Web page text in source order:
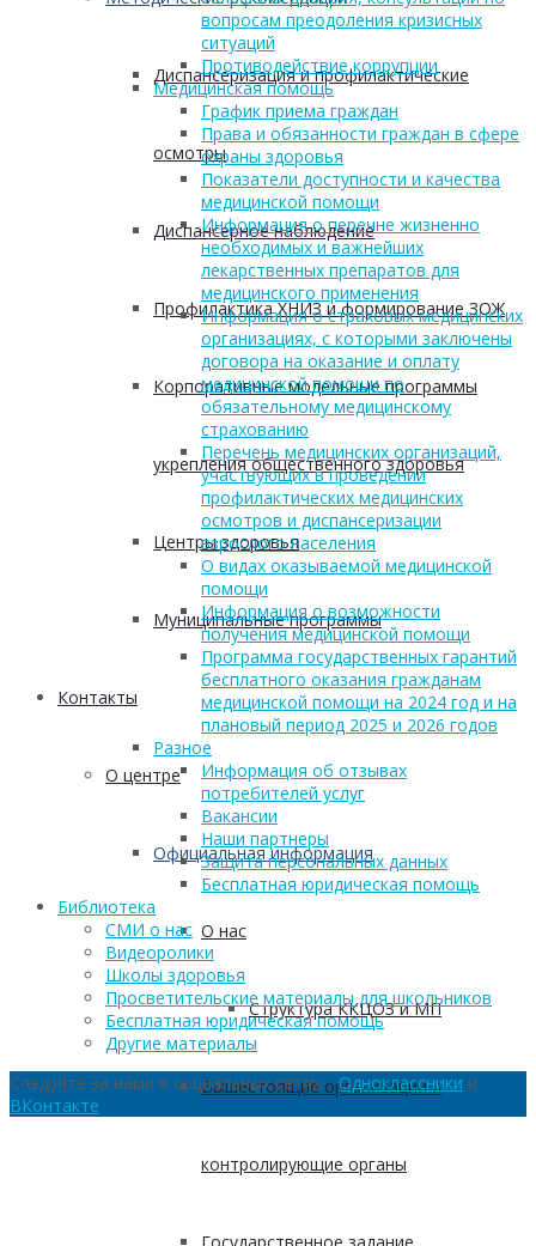
Диспансеризация и профилактические
осмотры
Диспансерное наблюдение
Профилактика ХНИЗ и формирование ЗОЖ
Корпоративные модельные программы
укрепления общественного здоровья
Центры здоровья
Муниципальные программы
Контакты
О центре
Официальная информация
О нас
Структура ККЦОЗ и МП
Вышестоящие организации и
контролирующие органы
вопросам преодоления кризисных
ситуаций
Противодействие коррупции
Медицинская помощь
График приема граждан
Права и обязанности граждан в сфере
охраны здоровья
Показатели доступности и качества
медицинской помощи
Информация о перечне жизненно
необходимых и важнейших
лекарственных препаратов для
медицинского применения
Информация о страховых медицинских
организациях, с которыми заключены
договора на оказание и оплату
медицинской помощи по
обязательному медицинскому
страхованию
Перечень медицинских организаций,
участвующих в проведении
профилактических медицинских
осмотров и диспансеризации
взрослого населения
О видах оказываемой медицинской
помощи
Информация о возможности
получения медицинской помощи
Программа государственных гарантий
бесплатного оказания гражданам
медицинской помощи на 2024 год и на
плановый период 2025 и 2026 годов
Разное
Информация об отзывах
потребителей услуг
Вакансии
Наши партнеры
Защита персональных данных
Бесплатная юридическая помощь
Библиотека
СМИ о нас
Видеоролики
Школы здоровья
Просветительские материалы для школьников
Бесплатная юридическая помощь
Другие материалы
Следуйте за нами в социальных сетях:Одноклассники и
ВКонтакте